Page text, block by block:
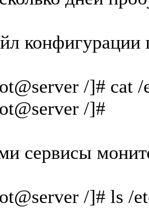
конфигурации
/]# cat
/]#
сервисы
/]# ls /